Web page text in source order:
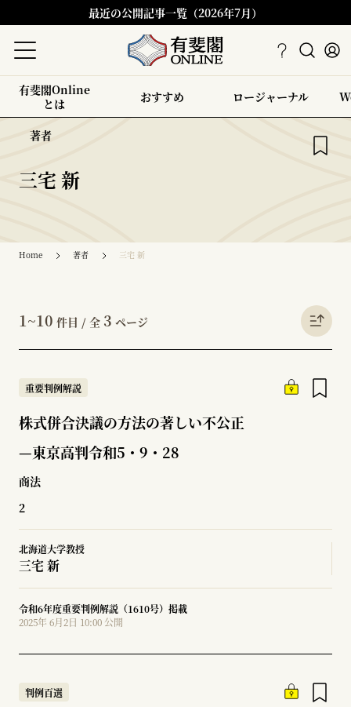
最近の公開記事一覧（2026年7月）
有斐閣Online
とは
おすすめ ロージャーナル
著者
三宅 新
Home 著者 三宅 新
1~10 件目 / 全 3 ページ
重要判例解説
株式併合決議の方法の著しい不公正
—東京高判令和5・9・28
商法
2
北海道大学教授
三宅 新
令和6年度重要判例解説（1610号）掲載
2025年 6月2日 10:00 公開
判例百選